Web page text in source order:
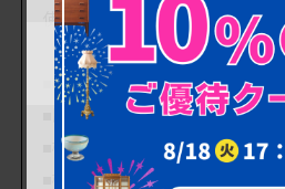
使用上問題のあるダメージはあ
■棚下 350mm
■脚幅 600mm
■棚の高さ 160mm
■棚幅 全幅490mm